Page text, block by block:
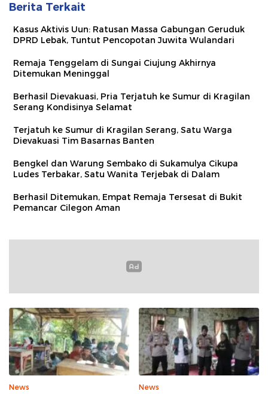
Berita Terkait
Kasus Aktivis Uun: Ratusan Massa Gabungan Geruduk
DPRD Lebak, Tuntut Pencopotan Juwita Wulandari
Remaja Tenggelam di Sungai Ciujung Akhirnya
Ditemukan Meninggal
Berhasil Dievakuasi, Pria Terjatuh ke Sumur di Kragilan
Serang Kondisinya Selamat
Terjatuh ke Sumur di Kragilan Serang, Satu Warga
Dievakuasi Tim Basarnas Banten
Bengkel dan Warung Sembako di Sukamulya Cikupa
Ludes Terbakar, Satu Wanita Terjebak di Dalam
Berhasil Ditemukan, Empat Remaja Tersesat di Bukit
Pemancar Cilegon Aman
News News